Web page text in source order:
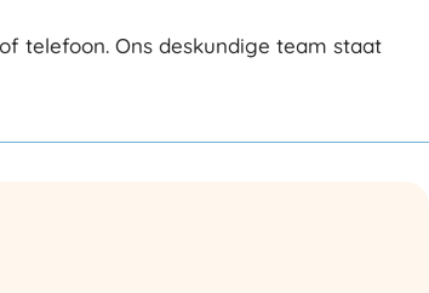
telefoon. Ons deskundige team staat